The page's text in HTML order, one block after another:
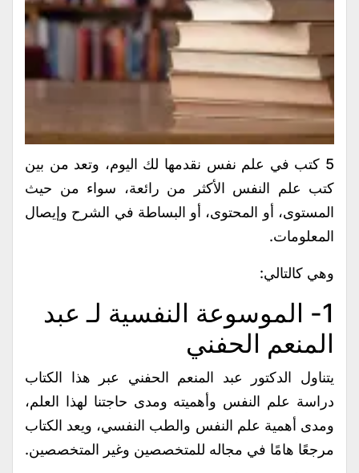
5 كتب في علم نفس نقدمها لك اليوم، وتعد من بين
كتب علم النفس الأكثر من رائعة، سواء من حيث
المستوى، أو المحتوى، أو البساطة في الشرح وإيصال
المعلومات.
وهي كالتالي:
1- الموسوعة النفسية لـ عبد
المنعم الحفني
يتناول الدكتور عبد المنعم الحفني عبر هذا الكتاب
دراسة علم النفس وأهميته ومدى حاجتنا لهذا العلم،
ومدى أهمية علم النفس والطب النفسي، ويعد الكتاب
مرجعًا هامًا في مجاله للمتخصصين وغير المتخصصين.